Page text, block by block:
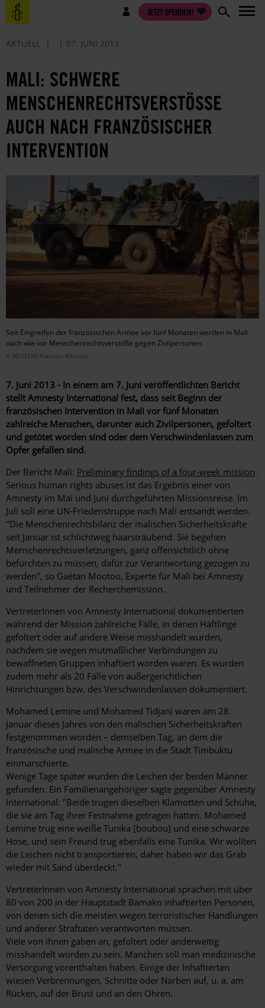
Direkt
zum
Benutzermenü JETZT SPENDEN!
AKTUELL 07. JUNI 2013
MALI: SCHWERE
MENSCHENRECHTSVERSTÖSSE A
UCH NACH FRANZÖSISCHER I
NTERVENTION
Seit Eingreifen der französischen Armee vor fünf Monaten werden in Mali
nach wie vor Menschenrechtsverstöße gegen Zivilpersonen
© REUTERS/Francois Rihouay
7. Juni 2013 - In einem am 7. Juni veröffentlichten Bericht
stellt Amnesty International fest, dass seit Beginn der
französischen Intervention in Mali vor fünf Monaten
zahlreiche Menschen, darunter auch Zivilpersonen, gefoltert
und getötet worden sind oder dem Verschwindenlassen zum
Opfer gefallen sind.
Der Bericht Mali: Preliminary findings of a four-week mission.
Serious human rights abuses ist das Ergebnis einer von
Amnesty im Mai und Juni durchgeführten Missionsreise. Im
Juli soll eine UN-Friedenstruppe nach Mali entsandt werden.
"Die Menschenrechtsbilanz der malischen Sicherheitskräfte
seit Januar ist schlichtweg haarsträubend. Sie begehen
Menschenrechtsverletzungen, ganz offensichtlich ohne
befürchten zu müssen, dafür zur Verantwortung gezogen zu
werden", so Gaëtan Mootoo, Experte für Mali bei Amnesty
und Teilnehmer der Recherchemission.
VertreterInnen von Amnesty International dokumentierten
während der Mission zahlreiche Fälle, in denen Häftlinge
gefoltert oder auf andere Weise misshandelt wurden,
nachdem sie wegen mutmaßlicher Verbindungen zu
bewaffneten Gruppen inhaftiert worden waren. Es wurden
zudem mehr als 20 Fälle von außergerichtlichen
Hinrichtungen bzw. des Verschwindenlassen dokumentiert.
Mohamed Lemine und Mohamed Tidjani waren am 28.
Januar dieses Jahres von den malischen Sicherheitskräften
festgenommen worden – demselben Tag, an dem die
französische und malische Armee in die Stadt Timbuktu
einmarschierte.
Wenige Tage später wurden die Leichen der beiden Männer
gefunden. Ein Familienangehöriger sagte gegenüber Amnesty
International: "Beide trugen dieselben Klamotten und Schuhe,
die sie am Tag ihrer Festnahme getragen hatten. Mohamed
Lemine trug eine weiße Tunika [boubou] und eine schwarze
Hose, und sein Freund trug ebenfalls eine Tunika. Wir wollten
die Leichen nicht transportieren, daher haben wir das Grab
wieder mit Sand überdeckt."
VertreterInnen von Amnesty International sprachen mit über
80 von 200 in der Hauptstadt Bamako inhaftierten Personen,
von denen sich die meisten wegen terroristischer Handlungen
und anderer Straftaten verantworten müssen.
Viele von ihnen gaben an, gefoltert oder anderweitig
misshandelt worden zu sein. Manchen soll man medizinische
Versorgung vorenthalten haben. Einige der Inhaftierten
wiesen Verbrennungen, Schnitte oder Narben auf, u. a. am
Rücken, auf der Brust und an den Ohren.